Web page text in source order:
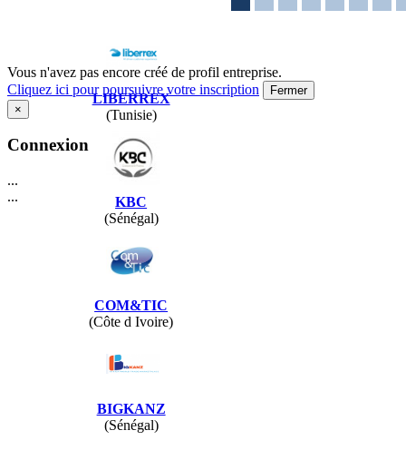
LIBERREX
(Tunisie)
KBC
(Sénégal)
COM&TIC
(Côte d Ivoire)
BIGKANZ
(Sénégal)
Vous n'avez pas encore créé de profil entreprise.
Cliquez ici pour poursuivre votre inscription
Fermer
×
Connexion
...
...